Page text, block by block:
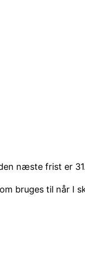
næste frist er
bruges til når I